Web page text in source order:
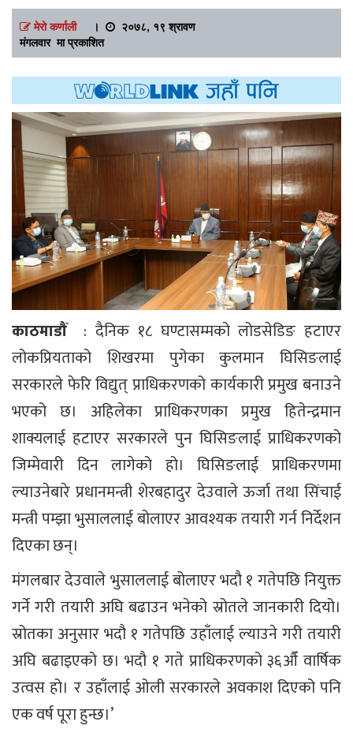
मेरो कर्णाली।
२०७८, १९ श्रावण
मंगलवार मा प्रकाशित
काठमाडौँ: दैनिक १८ घण्टासम्मको लोडसेडिङ हटाएर
लोकप्रियताको शिखरमा पुगेका कुलमान घिसिङलाई
सरकारले फेरि विद्युत् प्राधिकरणको कार्यकारी प्रमुख बनाउने
भएको छ। अहिलेका प्राधिकरणका प्रमुख हितेन्द्रमान
शाक्यलाई हटाएर सरकारले पुन घिसिङलाई प्राधिकरणको
जिम्मेवारी दिन लागेको हो। घिसिङलाई प्राधिकरणमा
ल्याउनेबारे प्रधानमन्त्री शेरबहादुर देउवाले ऊर्जा तथा सिंचाई
मन्त्री पम्झा भुसाललाई बोलाएर आवश्यक तयारी गर्न निर्देशन
दिएका छन्।
मंगलबार देउवाले भुसाललाई बोलाएर भदौ १ गतेपछि नियुक्त
गर्ने गरी तयारी अघि बढाउन भनेको स्रोतले जानकारी दियो।
स्रोतका अनुसार भदौ १ गतेपछि उहाँलाई ल्याउने गरी तयारी
अघि बढाइएको छ। भदौ १ गते प्राधिकरणको ३६औँ वार्षिक
उत्वस हो। र उहाँलाई ओली सरकारले अवकाश दिएको पनि
एक वर्ष पूरा हुन्छ।’